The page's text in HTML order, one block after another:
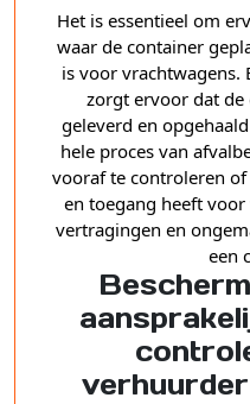
Het is essentieel om
waar de container
is voor vrachtwagens.
zorgt ervoor dat
geleverd en
hele proces van
vooraf te controleren
en toegang heeft
vertragingen en
een